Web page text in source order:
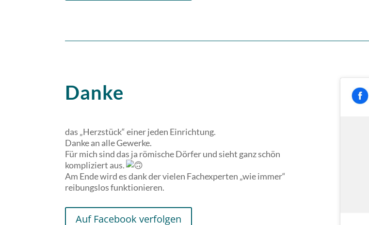
Danke
das „Herzstück“ einer jeden Einrichtung.
Danke an alle Gewerke.
Für mich sind das ja römische Dörfer und sieht ganz schön
kompliziert aus.
Am Ende wird es dank der vielen Fachexperten „wie immer“
reibungslos funktionieren.
Auf Facebook verfolgen